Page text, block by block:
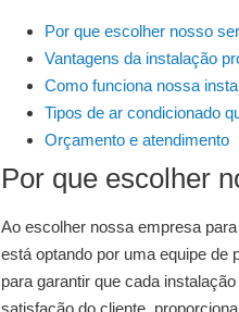
Por que escolher nosso
Vantagens da instalação
Como funciona nossa
Tipos de ar condicionado
Orçamento e atendimento
Por que escolher
Ao escolher nossa empresa
está optando por uma equipe de
para garantir que cada
satisfação do cliente,